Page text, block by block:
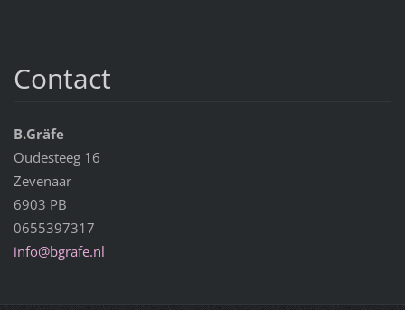
Contact
B.Gräfe
Oudesteeg 16
Zevenaar
6903 PB
0655397317
info@bgrafe.nl